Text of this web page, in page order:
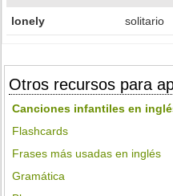
lonely solitario
Otros recursos para
Canciones infantiles en
Flashcards
Frases más usadas en inglés
Gramática